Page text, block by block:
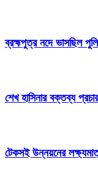
ব্রহ্মপুত্র নদে ভাসছিল
শেখ হাসিনার বক্তব্য
টেকসই উন্নয়নের